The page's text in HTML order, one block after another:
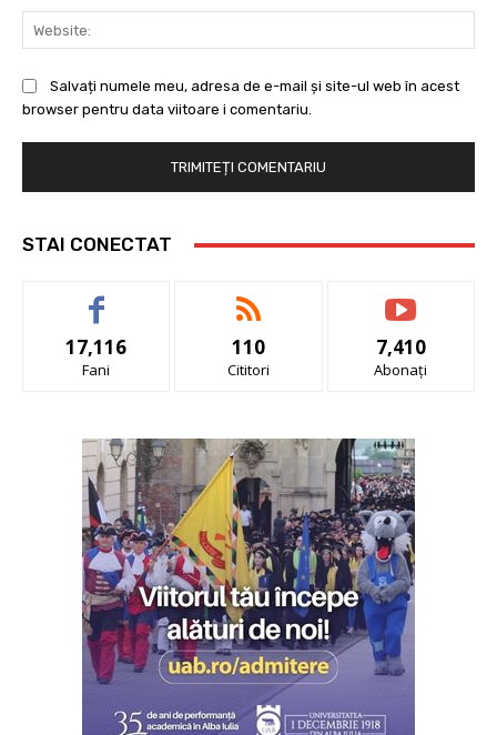
Salvați numele meu, adresa de e-mail și site-ul web în acest
browser pentru data viitoare i comentariu.
STAI CONECTAT
17,116
Fani
110
Cititori
7,410
Abonați